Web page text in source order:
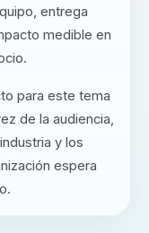
entrega
medible en
para este tema
de la audiencia,
y los
espera